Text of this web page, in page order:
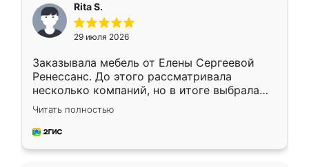
Rita S.
29 июля 2026
Заказывала мебель от Елены Сергеевой
Ренессанс. До этого рассматривала
несколько компаний, но в итоге выбрала
эту. Сначала обговорили условия, потом
приехал замерщик, всё спокойно объяснил
и снял размеры. Изготовили в срок, с
Читать полностью